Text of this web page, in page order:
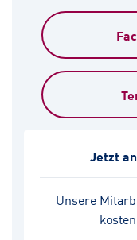
Unsere
Jetzt